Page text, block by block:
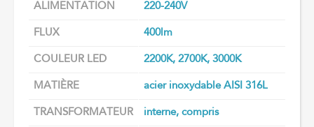
ALIMENTATION 220-240V
FLUX 400lm
COULEUR LED 2200K, 2700K, 3000K
MATIÈRE acier inoxydable AISI 316L
TRANSFORMATEUR interne, compris